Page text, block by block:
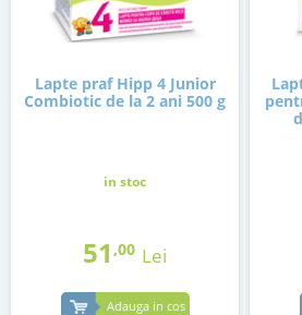
Lapte praf Hipp 4 Junior
Combiotic de la 2 ani 500 g
in stoc
51 ,00 Lei
Adauga in cos